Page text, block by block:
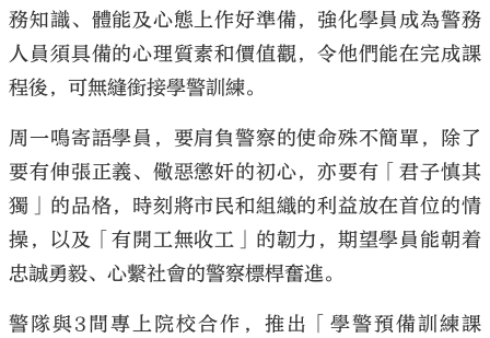
務知識、體能及心態上作好準備，強化學員成為警務
人員須具備的心理質素和價值觀，令他們能在完成課
程後，可無縫銜接學警訓練。
周一鳴寄語學員，要肩負警察的使命殊不簡單，除了
要有伸張正義、儆惡懲奸的初心，亦要有「君子慎其
獨」的品格，時刻將市民和組織的利益放在首位的情
操，以及「有開工無收工」的韌力，期望學員能朝着
忠誠勇毅、心繫社會的警察標桿奮進。
警隊與3間專上院校合作，推出「學警預備訓練課